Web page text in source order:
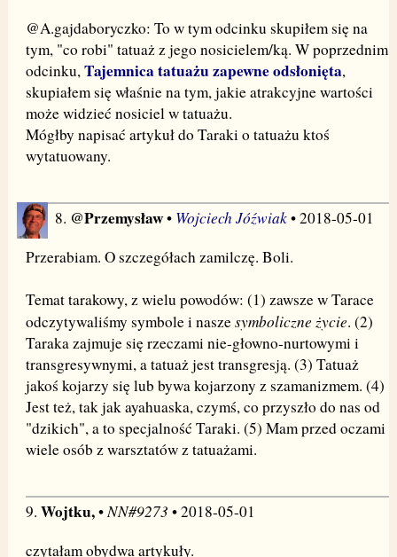
@A.gajdaboryczko: To w tym odcinku skupiłem się na
tym, "co robi" tatuaż z jego nosicielem/ką. W poprzednim
odcinku,Tajemnica tatuażu zapewne odsłonięta,
skupiałem się właśnie na tym, jakie atrakcyjne wartości
może widzieć nosiciel w tatuażu.
Mógłby napisać artykuł do Taraki o tatuażu ktoś
wytatuowany.
8. @Przemysław• Wojciech Jóźwiak• 2018-05-01
Przerabiam. O szczegółach zamilczę. Boli.
Temat tarakowy, z wielu powodów: (1) zawsze w Tarace
odczytywaliśmy symbole i naszesymboliczne życie. (2)
Taraka zajmuje się rzeczami nie-głowno-nurtowymi i
transgresywnymi, a tatuaż jest transgresją. (3) Tatuaż
jakoś kojarzy się lub bywa kojarzony z szamanizmem. (4)
Jest też, tak jak ayahuaska, czymś, co przyszło do nas od
"dzikich", a to specjalność Taraki. (5) Mam przed oczami
wiele osób z warsztatów z tatuażami.
9. Wojtku,•NN#9273 • 2018-05-01
czytałam obydwa artykuły.